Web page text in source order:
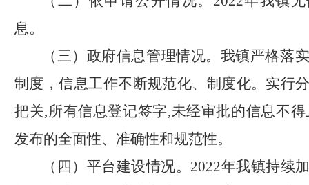
息。
（三） 政府信息管理情况。 我镇严格落
制度，信息工作不断规范化、制度化。实行
把关,所有信息登记签字,未经审批的信息不
发布的全面性、准确性和规范性。
（四） 平台建设情况。 2022年我镇持续